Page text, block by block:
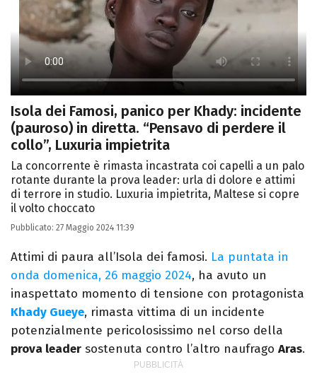
Isola dei Famosi, panico per Khady: incidente
(pauroso) in diretta. “Pensavo di perdere il
collo”, Luxuria impietrita
La concorrente è rimasta incastrata coi capelli a un palo
rotante durante la prova leader: urla di dolore e attimi
di terrore in studio. Luxuria impietrita, Maltese si copre
il volto choccato
Pubblicato: 27 Maggio 2024 11:39
Attimi di paura all’Isola dei famosi. La puntata in
onda domenica, 26 maggio 2024, ha avuto un
inaspettato momento di tensione con protagonista
Khady Gueye, rimasta vittima di un incidente
potenzialmente pericolosissimo nel corso della
prova leader sostenuta contro l’altro naufrago Aras.